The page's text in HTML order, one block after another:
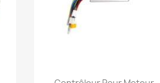
Aperçu rapide